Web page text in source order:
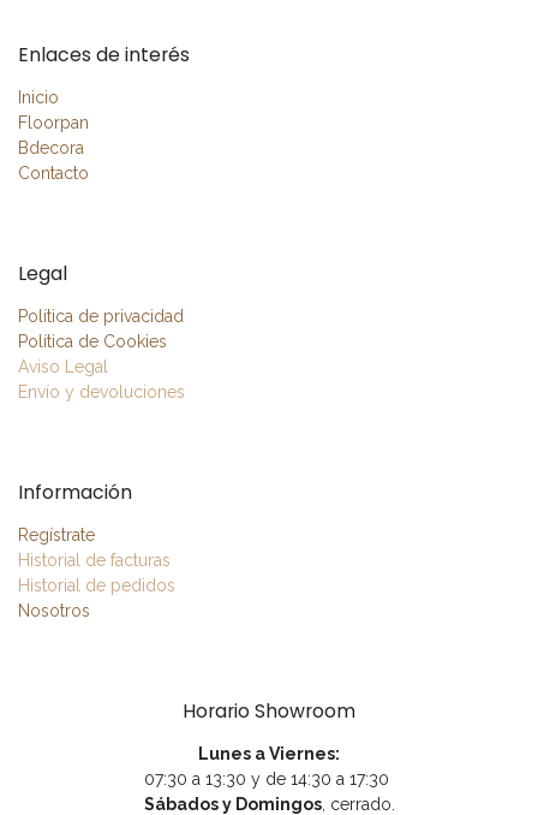
Enlaces de interés
Inicio
Floorpan
Bdecora
Contacto
Legal
Política de privacidad
Política de Cookies
Aviso Legal
Envío y devoluciones
Información
Regístrate
Historial de facturas
Historial de pedidos
Nosotros
Horario Showroom
Lunes a Viernes:
07:30 a 13:30 y de 14:30 a 17:30
Sábados y Domingos, cerrado.